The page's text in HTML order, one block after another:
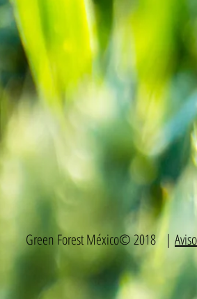
Green Forest México© 2018 |